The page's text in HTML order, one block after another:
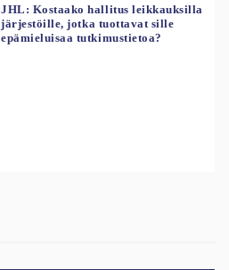
JHL: Kostaako hallitus leikkauksilla
järjestöille, jotka tuottavat sille
epämieluisaa tutkimustietoa?